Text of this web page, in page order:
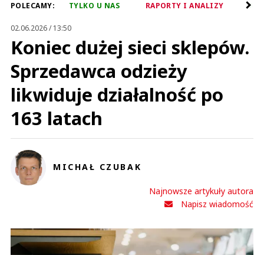
POLECAMY: TYLKO U NAS RAPORTY I ANALIZY
02.06.2026 / 13:50
Koniec dużej sieci sklepów.
Sprzedawca odzieży
likwiduje działalność po
163 latach
MICHAŁ CZUBAK
Najnowsze artykuły autora
Napisz wiadomość